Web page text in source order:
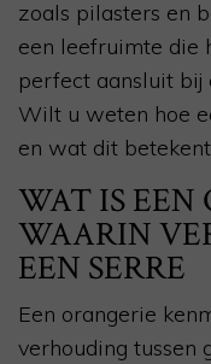
zoals pilasters en
een leefruimte die
perfect aansluit bij
Wilt u weten hoe
en wat dit
WAT IS EEN
WAARIN
EEN SERRE
Een orangerie
verhouding tussen